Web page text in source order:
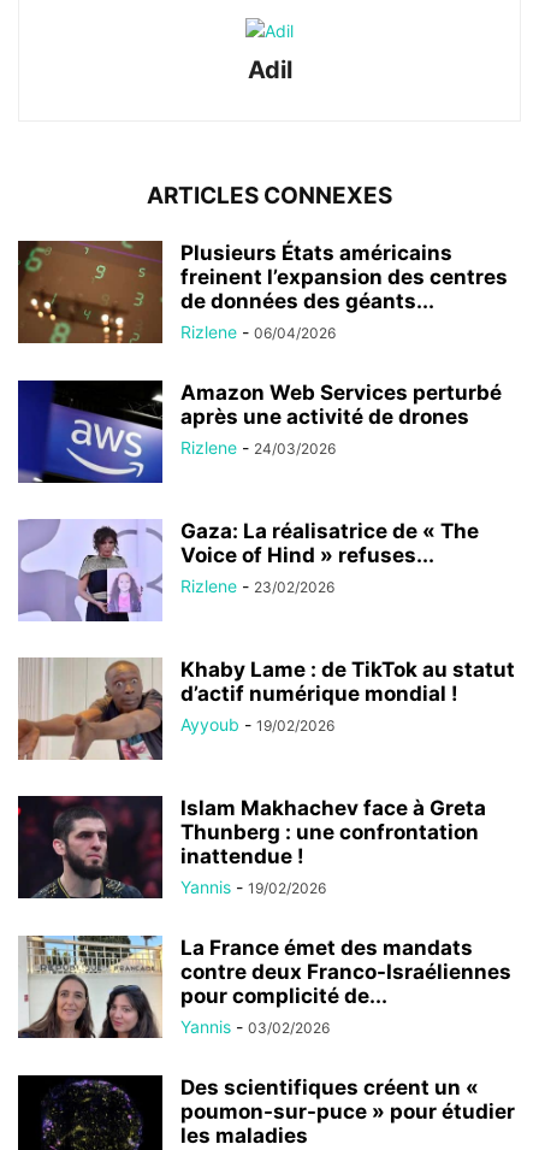
Adil
ARTICLES CONNEXES
Plusieurs États américains
freinent l’expansion des centres
de données des géants...
Rizlene - 06/04/2026
Amazon Web Services perturbé
après une activité de drones
Rizlene - 24/03/2026
Gaza: La réalisatrice de « The
Voice of Hind » refuses...
Rizlene - 23/02/2026
Khaby Lame : de TikTok au statut
d’actif numérique mondial !
Ayyoub - 19/02/2026
Islam Makhachev face à Greta
Thunberg : une confrontation
inattendue !
Yannis - 19/02/2026
La France émet des mandats
contre deux Franco-Israéliennes
pour complicité de...
Yannis - 03/02/2026
Des scientifiques créent un «
poumon-sur-puce » pour étudier
les maladies